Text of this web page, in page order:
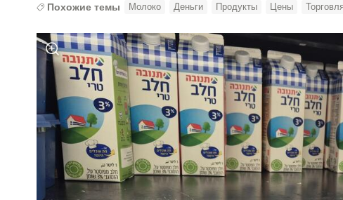
Похожие темы Молоко Деньги Продукты Цены Торговля